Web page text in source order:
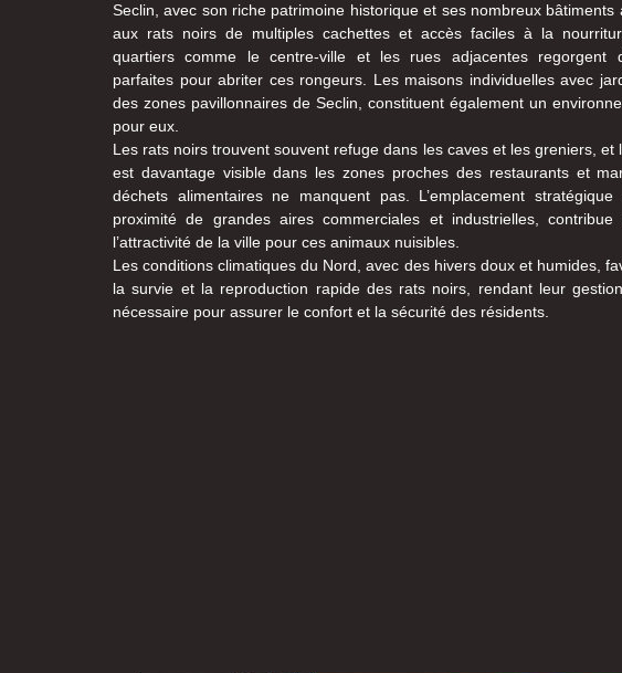
Seclin, avec son riche patrimoine historique et ses nombreux bâtiments
aux rats noirs de multiples cachettes et accès faciles à la
quartiers comme le centre-ville et les rues adjacentes regorgent
parfaites pour abriter ces rongeurs. Les maisons individuelles avec
des zones pavillonnaires de Seclin, constituent également un
pour eux.
Les rats noirs trouvent souvent refuge dans les caves et les greniers, et
est davantage visible dans les zones proches des restaurants et
déchets alimentaires ne manquent pas. L’emplacement
proximité de grandes aires commerciales et industrielles, contribue
l’attractivité de la ville pour ces animaux nuisibles.
Les conditions climatiques du Nord, avec des hivers doux et humides,
la survie et la reproduction rapide des rats noirs, rendant leur
nécessaire pour assurer le confort et la sécurité des résidents.